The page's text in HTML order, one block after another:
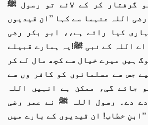
گرفتار کر کے لائے تو رسول ﷺ
اللہ عنہما سے کہا ’’ان قیدیوں
کیا رائے ہے،، ابو بکر رضی
اے اللہ کے نبی ﷺ!یہ ہمارے قبیلے
ہیں میرے خیال سے کچھ مال لے کر
جس سے مسلمانوں کو کافر وں سے
جائے گی، ممکن ہے انہیں اللہ
دے دے۔ رسول اللہ ﷺ نے عمر رضی
خطاب! ان قیدیوں کے بارے میں